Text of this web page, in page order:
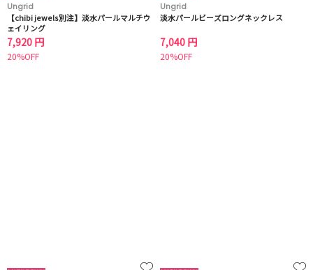
Ungrid
【chibi jewels別注】淡水パールマルチウ
ェイリング
7,920 円
20%OFF
Ungrid
淡水パールビーズロングネックレス
7,040 円
20%OFF